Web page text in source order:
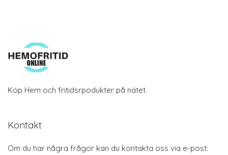
Köp Hem och fritidsrpodukter på nätet
Kontakt
Om du har några frågor kan du kontakta oss via e-post: